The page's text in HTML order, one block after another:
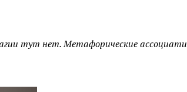
тут нет. Метафорические